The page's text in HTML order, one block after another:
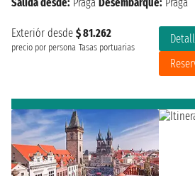
Exteriór desde $ 81.262
precio por persona Tasas portuarias